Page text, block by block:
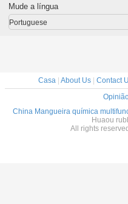
Mude a língua
Portuguese
Casa About Us Contact
China Mangueira química
Huaou
All rights